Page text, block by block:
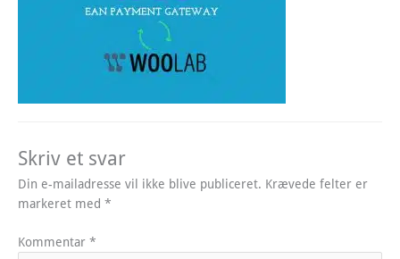
Skriv et svar
Din e-mailadresse vil ikke blive publiceret. Krævede felter er
markeret med *
Kommentar *